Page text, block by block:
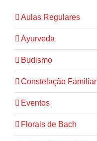
Aulas Regulares
Ayurveda
Budismo
Constelação Familiar
Eventos
Florais de Bach